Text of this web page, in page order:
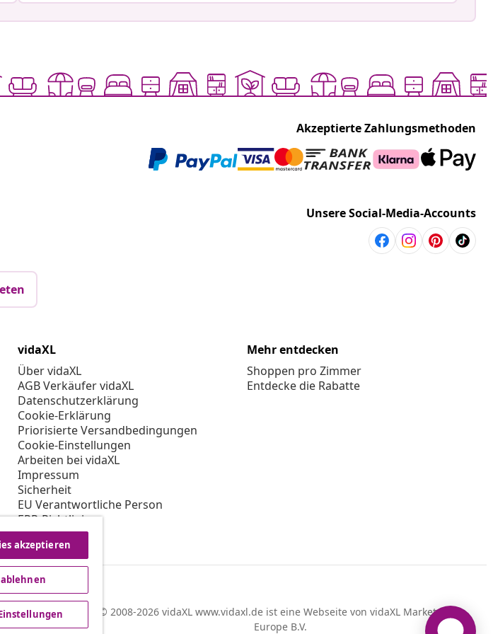
Akzeptierte Zahlungsmethoden
Unsere Social-Media-Accounts
vidaXL
Über vidaXL
AGB Verkäufer vidaXL
Datenschutzerklärung
Cookie-Erklärung
Priorisierte Versandbedingungen
Cookie-Einstellungen
Arbeiten bei vidaXL
Impressum
Sicherheit
EU Verantwortliche Person
EPR-Richtlinie
Barrierefreiheit
Mehr entdecken
Shoppen pro Zimmer
Entdecke die Rabatte
© 2008-2026 vidaXL www.vidaxl.de ist eine Webseite von vidaXL Marketplace
Europe B.V.
akzeptieren